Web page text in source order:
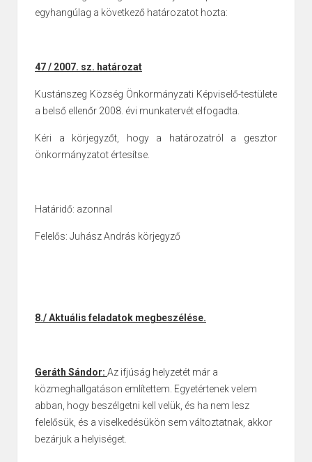
egyhangúlag a következő határozatot hozta:
47 / 2007. sz. határozat
Kustánszeg Község Önkormányzati Képviselő-testülete
a belső ellenőr 2008. évi munkatervét elfogadta.
Kéri a körjegyzőt, hogy a határozatról a gesztor
önkormányzatot értesítse.
Határidő: azonnal
Felelős: Juhász András körjegyző
8./ Aktuális feladatok megbeszélése.
Geráth Sándor: Az ifjúság helyzetét már a
közmeghallgatáson említettem. Egyetértenek velem
abban, hogy beszélgetni kell velük, és ha nem lesz
felelősük, és a viselkedésükön sem változtatnak, akkor
bezárjuk a helyiséget.